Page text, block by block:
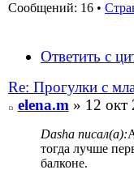
Сообщений: 16 •
Ответить с
Re: Прогулки с
elena.m» 12 окт
Dasha писал(а):
тогда лучше
балконе.